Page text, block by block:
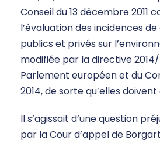
Conseil du 13 décembre 2011
l’évaluation des incidences
publics et privés sur
modifiée par la directive
Parlement européen et du
2014, de sorte qu’elles
Il s’agissait d’une question
par la Cour d’appel de